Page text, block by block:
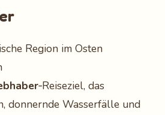
Region im Osten
‑Reiseziel, das
donnernde Wasserfälle und